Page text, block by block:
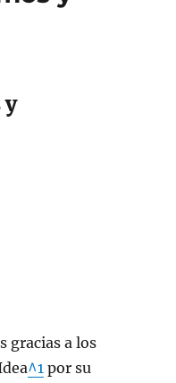
y
gracias a los
^1 por su